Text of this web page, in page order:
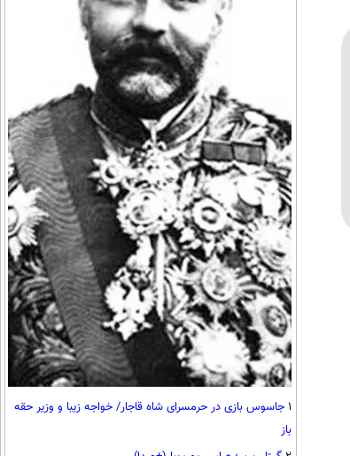
1 جاسوس بازی در حرمسرای شاه قاجار/ خواجه زیبا و وزیر حقه
باز